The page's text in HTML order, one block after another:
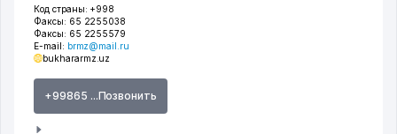
Код страны: +998
Факсы: 65 2255038
Факсы: 65 2255579
E-mail: brmz@mail.ru
bukhararmz.uz
+99865 ...Позвонить